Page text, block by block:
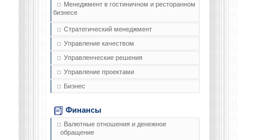
Менеджмент в гостиничном и ресторанном
бизнесе
Стратегический менеджмент
Управление качеством
Управленческие решения
Управление проектами
Бизнес
Финансы
Валютные отношения и денежное
обращение